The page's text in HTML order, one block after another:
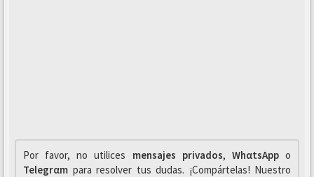
Por favor, no utilices mensajes privados, WhαtsAppo
Telegrαm para resolver tus dudas. ¡Compártelas! Nuestro